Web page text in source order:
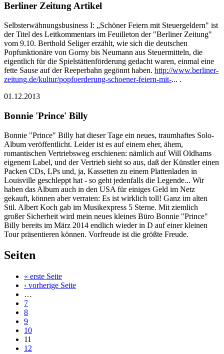
Berliner Zeitung Artikel
Selbsterwähnungsbusiness I: „Schöner Feiern mit Steuergeldern" ist
der Titel des Leitkommentars im Feuilleton der "Berliner Zeitung"
vom 9.10. Berthold Seliger erzählt, wie sich die deutschen
Popfunktionäre von Gorny bis Neumann aus Steuermitteln, die
eigentlich für die Spielstättenförderung gedacht waren, einmal eine
fette Sause auf der Reeperbahn gegönnt haben. http://www.berliner-
zeitung.de/kultur/popfoerderung-schoener-feiern-mit-... .
01.12.2013
Bonnie 'Prince' Billy
Bonnie "Prince" Billy hat dieser Tage ein neues, traumhaftes Solo-
Album veröffentlicht. Leider ist es auf einem eher, ähem,
romantischen Vertriebsweg erschienen: nämlich auf Will Oldhams
eigenem Label, und der Vertrieb sieht so aus, daß der Künstler einen
Packen CDs, LPs und, ja, Kassetten zu einem Plattenladen in
Louisville geschleppt hat - so geht jedenfalls die Legende... Wir
haben das Album auch in den USA für einiges Geld im Netz
gekauft, können aber verraten: Es ist wirklich toll! Ganz im alten
Stil. Albert Koch gab im Musikexpress 5 Sterne. Mit ziemlich
großer Sicherheit wird mein neues kleines Büro Bonnie "Prince"
Billy bereits im März 2014 endlich wieder in D auf einer kleinen
Tour präsentieren können. Vorfreude ist die größte Freude.
Seiten
« erste Seite
‹ vorherige Seite
…
7
8
9
10
11
12